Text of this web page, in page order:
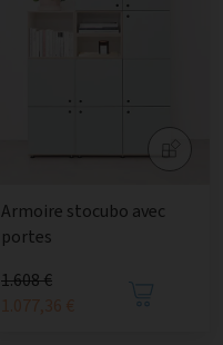
Armoire stocubo avec
portes
1.608 €
1.077,36 €